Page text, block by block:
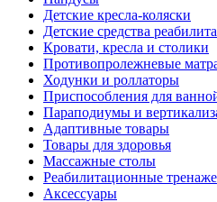
Детские кресла-коляски
Детские средства
Кровати, кресла и столики
Противопролежневые
Ходунки и роллаторы
Приспособления для
Параподиумы и
Адаптивные товары
Товары для здоровья
Массажные столы
Реабилитационные
Аксессуары